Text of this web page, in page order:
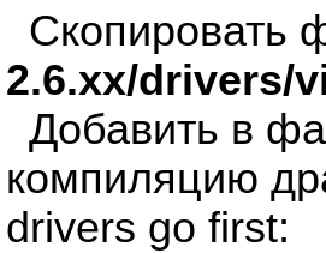
Скопировать
2.6.xx/drivers/
Добавить в
компиляцию
drivers go first: